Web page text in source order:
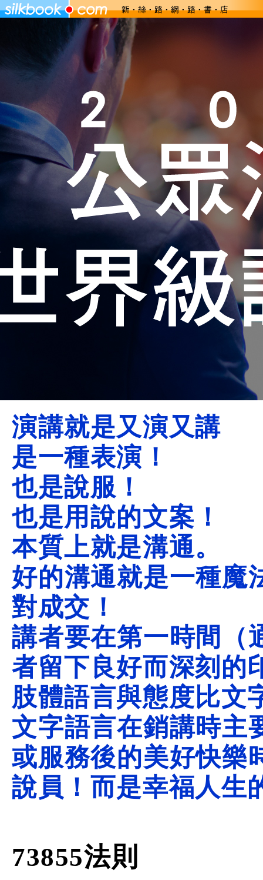
演講就是又演又講
是一種表演！
也是說服！
也是用說的文案！
本質上就是溝通。
好的溝通就是一種魔
對成交！
講者要在第一時間（
者留下良好而深刻的
肢體語言與態度比文
文字語言在銷講時主
或服務後的美好快樂
說員！而是幸福人生
73855法則